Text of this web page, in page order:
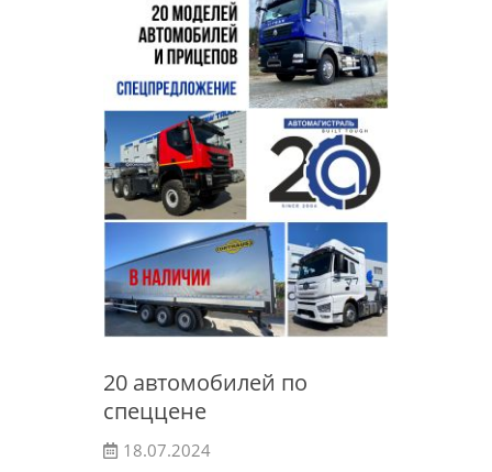
20 автомобилей по
спеццене
18.07.2024